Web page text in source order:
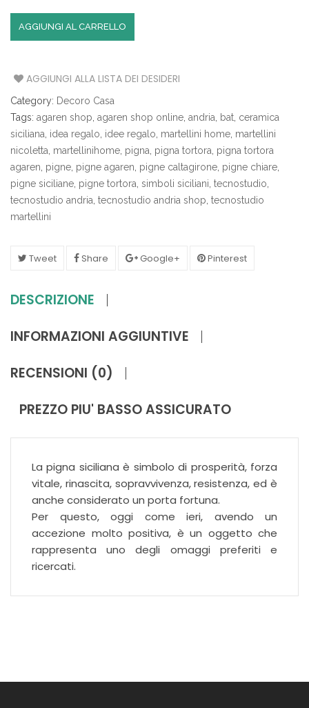
AGGIUNGI AL CARRELLO
AGGIUNGI ALLA LISTA DEI DESIDERI
Category: Decoro Casa
Tags: agaren shop agaren shop online andria bat ceramica
siciliana idea regalo idee regalo martellini home martellini
nicoletta martellinihome pigna pigna tortora pigna tortora
agaren pigne pigne agaren pigne caltagirone pigne chiare
pigne siciliane pigne tortora simboli siciliani tecnostudio
tecnostudio andria tecnostudio andria shop tecnostudio
martellini
Tweet Share Google+ Pinterest
DESCRIZIONE
INFORMAZIONI AGGIUNTIVE
RECENSIONI (0)
PREZZO PIU' BASSO ASSICURATO
La pigna siciliana è simbolo di prosperità, forza
vitale, rinascita, sopravvivenza, resistenza, ed è
anche considerato un porta fortuna.
Per questo, oggi come ieri, avendo un
accezione molto positiva, è un oggetto che
rappresenta uno degli omaggi preferiti e
ricercati.